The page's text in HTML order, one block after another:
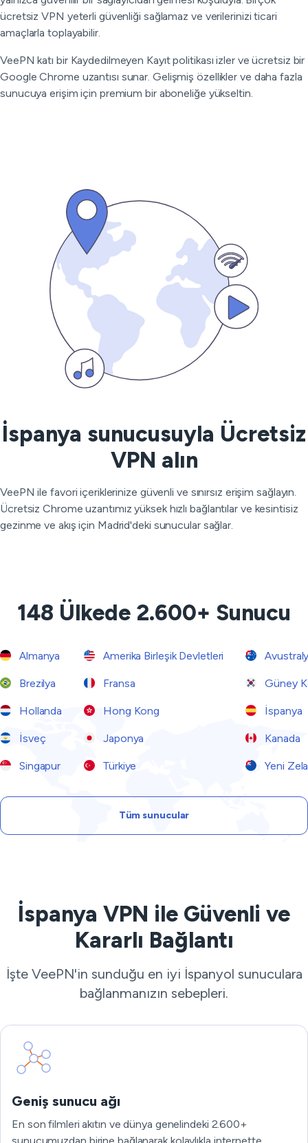
ücretsiz VPN yeterli güvenliği sağlamaz ve verilerinizi ticari
amaçlarla toplayabilir.
VeePN katı bir Kaydedilmeyen Kayıt politikası izler ve ücretsiz bir
Google Chrome uzantısı sunar. Gelişmiş özellikler ve daha fazla
sunucuya erişim için premium bir aboneliğe yükseltin.
İspanya sunucusuyla Ücretsiz
VPN alın
VeePN ile favori içeriklerinize güvenli ve sınırsız erişim sağlayın.
Ücretsiz Chrome uzantımız yüksek hızlı bağlantılar ve kesintisiz
gezinme ve akış için Madrid'deki sunucular sağlar.
148 Ülkede 2.600+ Sunucu
Almanya Amerika Birleşik Devletleri
Brezilya Fransa Güney
Hollanda Hong Kong İspanya
İsveç Japonya Kanada
Singapur Türkiye Yeni
Tüm sunucular
İspanya VPN ile Güvenli ve
Kararlı Bağlantı
İşte VeePN'in sunduğu en iyi İspanyol sunuculara
bağlanmanızın sebepleri.
Geniş sunucu ağı
En son filmleri akıtın ve dünya genelindeki 2.600+